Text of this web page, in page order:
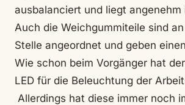
ausbalanciert und liegt angenehm
Auch die Weichgummiteile sind
Stelle angeordnet und geben
Wie schon beim Vorgänger hat
LED für die Beleuchtung der
Allerdings hat diese immer noch